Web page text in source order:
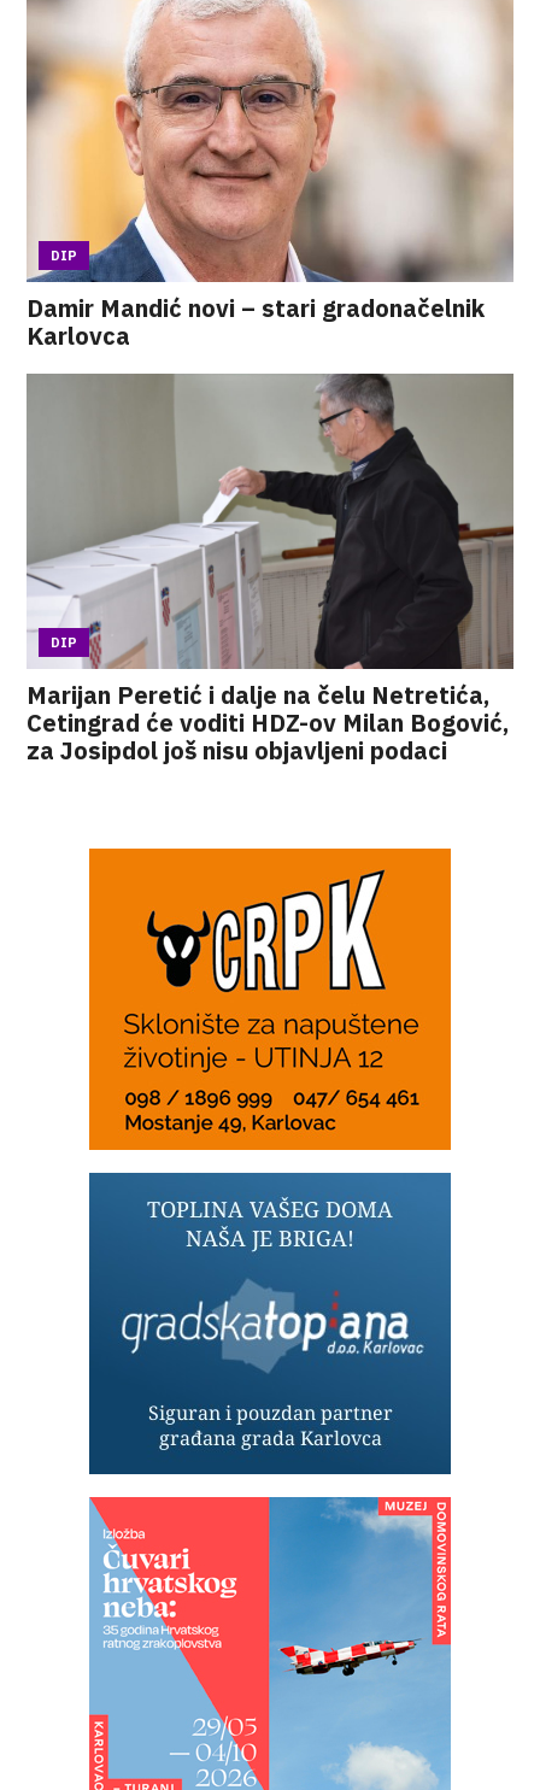
DIP
Damir Mandić novi – stari gradonačelnik
Karlovca
DIP
Marijan Peretić i dalje na čelu Netretića,
Cetingrad će voditi HDZ-ov Milan Bogović,
za Josipdol još nisu objavljeni podaci